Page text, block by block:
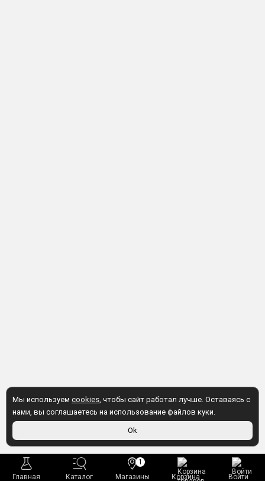
Главная Каталог Магазины
1
Корзина
Войти
Мы используем cookies, чтобы сайт работал лучше. Оставаясь с
нами, вы соглашаетесь на использование файлов куки.
Ok